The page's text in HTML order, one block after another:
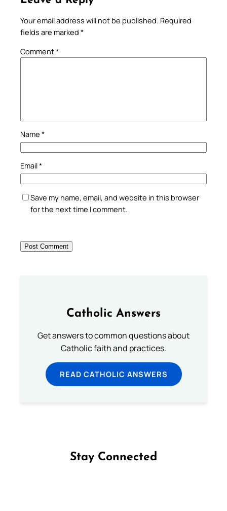
Your email address will not be published. Required
fields are marked *
Comment*
Name *
Email*
Save my name, email, and website in this browser
for the next time I comment.
Catholic Answers
Get answers to common questions about
Catholic faith and practices.
READ CATHOLIC ANSWERS
Stay Connected